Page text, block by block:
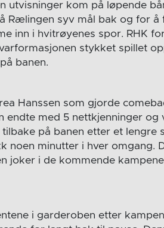
utvisninger kom på løpende
Rælingen syv mål bak og for å
inn i hvitrøyenes spor. RHK
stykket spillet
banen.
Hanssen som gjorde
endte med 5 nettkjenninger og
på banen etter et lengre
noen minutter i hver omgang.
joker i de kommende
i garderoben etter